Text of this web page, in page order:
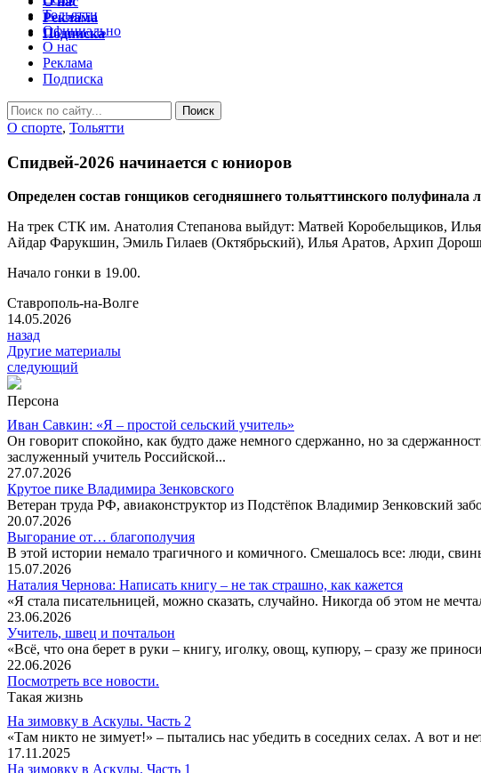
Тольятти
Официально
О нас
Реклама
Подписка
O спорте, Тольятти
Спидвей-2026 начинается с юниоров
Определен состав гонщиков сегодняшнего тольяттинского полуфинала
На трек СТК им. Анатолия Степанова выйдут: Матвей Коробельщиков,
Айдар Фарукшин, Эмиль Гилаев (Октябрьский), Илья Аратов, Архип
Начало гонки в 19.00.
Ставрополь-на-Волге
14.05.2026
назад
Другие материалы
следующий
Персона
Иван Савкин: «Я – простой сельский учитель»
Он говорит спокойно, как будто даже немного сдержанно, но за
заслуженный учитель Российской...
27.07.2026
Крутое пике Владимира Зенковского
Ветеран труда РФ, авиаконструктор из Подстёпок Владимир Зенковский
20.07.2026
Выгорание от… благополучия
В этой истории немало трагичного и комичного. Смешалось все: люди,
15.07.2026
Наталия Чернова: Написать книгу – не так страшно, как кажется
«Я стала писательницей, можно сказать, случайно. Никогда об этом не
23.06.2026
Учитель, швец и почтальон
«Всё, что она берет в руки – книгу, иголку, овощ, купюру, – сразу же
22.06.2026
Посмотреть все новости.
Такая жизнь
На зимовку в Аскулы. Часть 2
«Там никто не зимует!» – пытались нас убедить в соседних селах. А вот и
17.11.2025
На зимовку в Аскулы. Часть 1
Реклама
Подписка